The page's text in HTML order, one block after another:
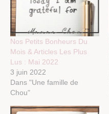
Nos Petits Bonheurs Du
Mois & Articles Les Plus
Lus : Mai 2022
3 juin 2022
Dans "Une famille de
Chou"